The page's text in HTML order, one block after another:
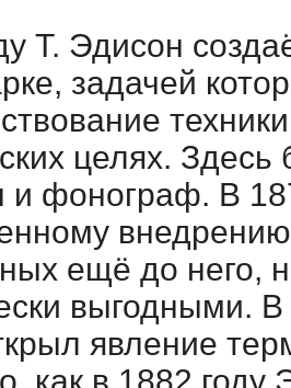
Т. Эдисон
задачей
целях.
фонограф. В
ещё до него,
выгодными.
явление